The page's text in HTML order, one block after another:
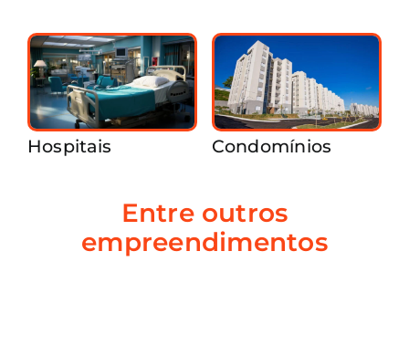
Hospitais Condomínios
Entre outros
empreendimentos